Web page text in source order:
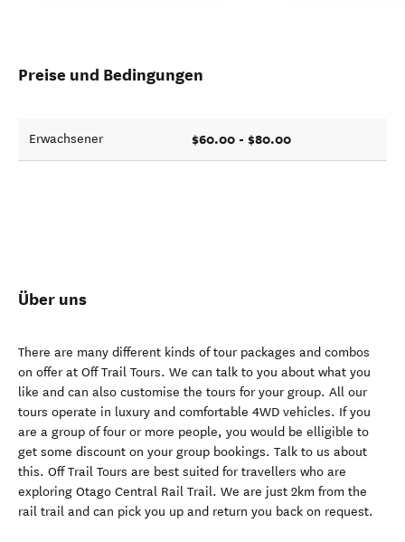
Preise und Bedingungen
Erwachsener $60.00 - $80.00
Über uns
There are many different kinds of tour packages and combos
on offer at Off Trail Tours. We can talk to you about what you
like and can also customise the tours for your group. All our
tours operate in luxury and comfortable 4WD vehicles. If you
are a group of four or more people, you would be elligible to
get some discount on your group bookings. Talk to us about
this. Off Trail Tours are best suited for travellers who are
exploring Otago Central Rail Trail. We are just 2km from the
rail trail and can pick you up and return you back on request.